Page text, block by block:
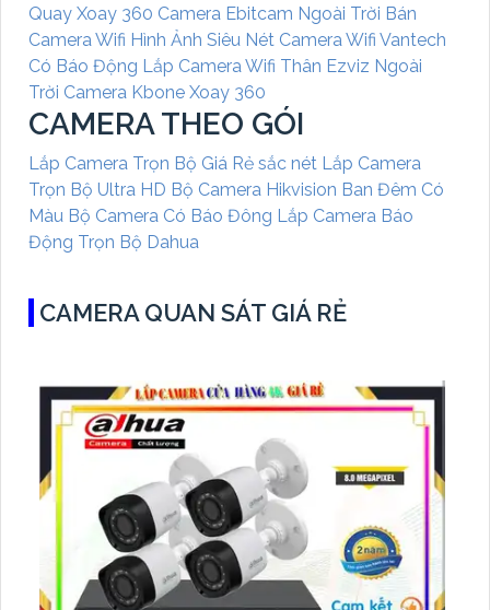
Quay Xoay 360 Camera Ebitcam Ngoài Trời Bán
Camera Wifi Hình Ảnh Siêu Nét Camera Wifi Vantech
Có Báo Động Lắp Camera Wifi Thân Ezviz Ngoài
Trời Camera Kbone Xoay 360
CAMERA THEO GÓI
Lắp Camera Trọn Bộ Giá Rẻ sắc nét Lắp Camera
Trọn Bộ Ultra HD Bộ Camera Hikvision Ban Đêm Có
Màu Bộ Camera Có Báo Đông Lắp Camera Báo
Động Trọn Bộ Dahua
CAMERA QUAN SÁT GIÁ RẺ